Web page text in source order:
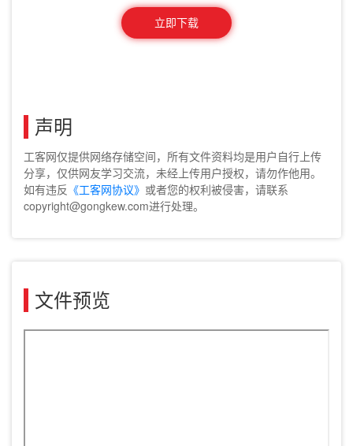
立即下载
声明
工客网仅提供网络存储空间，所有文件资料均是用户自行上传
分享，仅供网友学习交流，未经上传用户授权，请勿作他用。
如有违反 《工客网协议》 或者您的权利被侵害，请联系
copyright@gongkew.com进行处理。
文件预览